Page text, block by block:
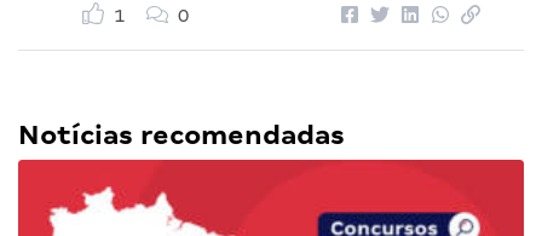
1 0
Notícias recomendadas